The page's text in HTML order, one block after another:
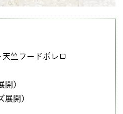
竺フードボレロ
開)
展開)